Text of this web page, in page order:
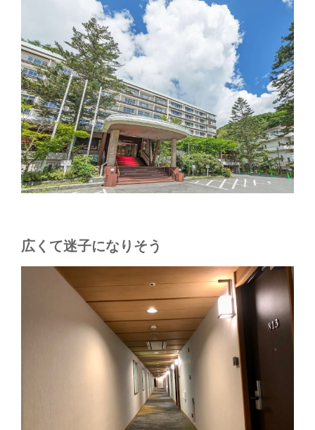
広くて迷子になりそう